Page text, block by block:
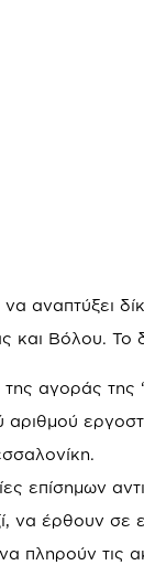
αναπτύξει
και Βόλου. Το
αγοράς της
επίσημων
να έρθουν
πληρούν τις